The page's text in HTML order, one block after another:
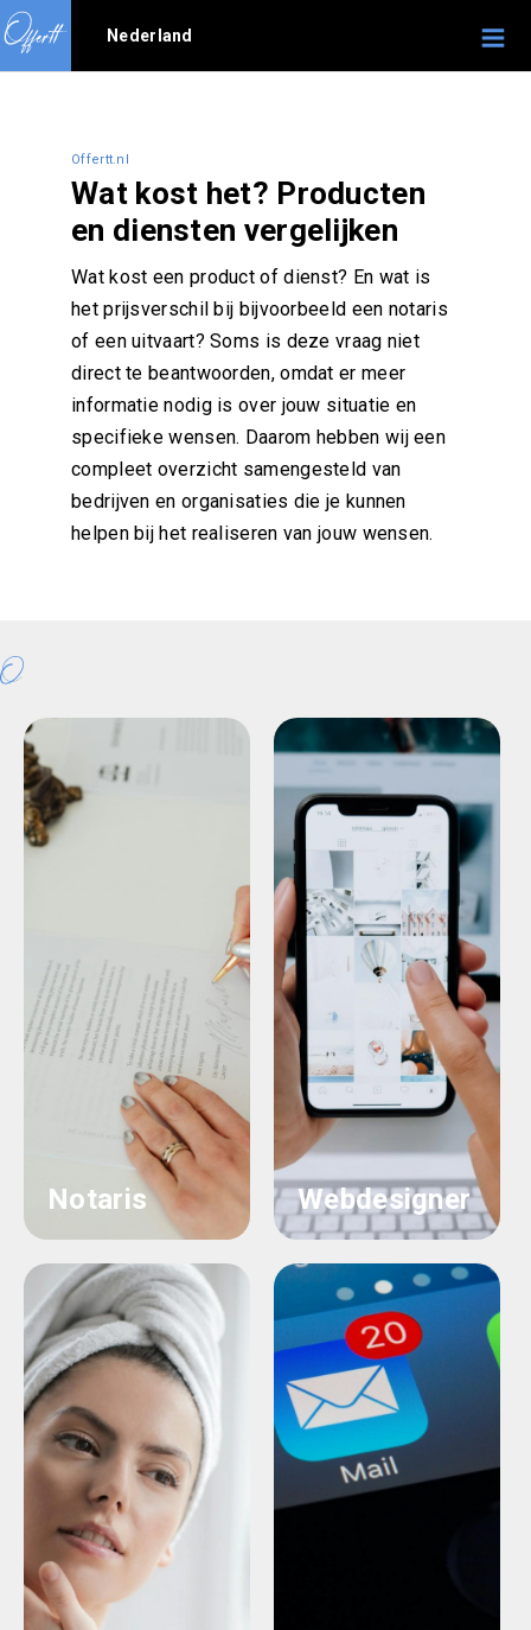
Nederland
Offertt.nl
Wat kost het? Producten
en diensten vergelijken
Wat kost een product of dienst? En wat is
het prijsverschil bij bijvoorbeeld een notaris
of een uitvaart? Soms is deze vraag niet
direct te beantwoorden, omdat er meer
informatie nodig is over jouw situatie en
specifieke wensen. Daarom hebben wij een
compleet overzicht samengesteld van
bedrijven en organisaties die je kunnen
helpen bij het realiseren van jouw wensen.
Notaris Webdesigner